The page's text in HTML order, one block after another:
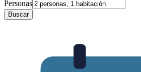
Personas
Buscar